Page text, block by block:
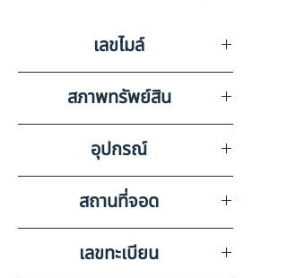
เลขไมล์
620278
สภาพทรัพย์สิน
มีรอยขีดข่วนรอบคันตามสภาพ
การใช้งาน + ไมล์เสีย + ไม่มีฝาท้าย
อุปกรณ์
วิทยุ ลำโพง แบตเตอรี่ แอร์
สถานที่จอด
ASK KAIROD จ.ขอนแก่น
เลขทะเบียน